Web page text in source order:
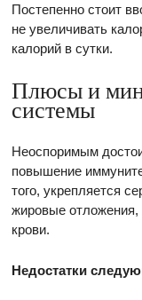
Постепенно стоит
не увеличивать
калорий в сутки.
Плюсы и
системы
Неоспоримым
повышение
того, укрепляется
жировые отложения,
крови.
Недостатки